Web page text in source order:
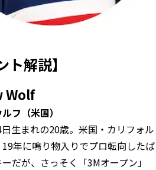
解説】
Wolf
フ（米国）
生まれの20歳。米国・カリフォル
年に鳴り物入りでプロ転向したば
だが、さっそく「3Mオープン」